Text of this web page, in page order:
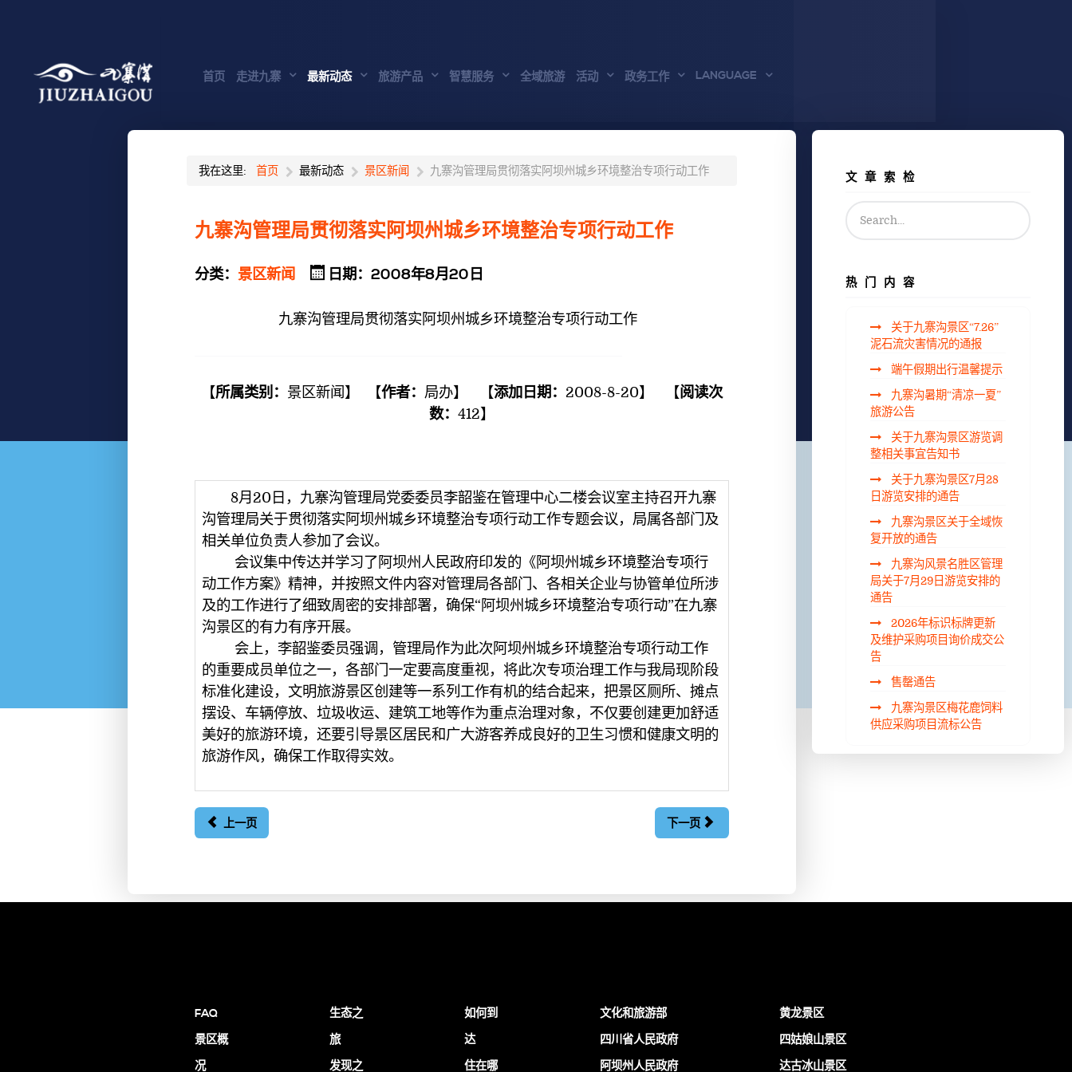
首页 走进九寨 最新动态 旅游产品 智慧服务 全域旅游 活动 政务工作 LANGUAGE
我在这里: 首页 最新动态 景区新闻 九寨沟管理局贯彻落实阿坝州城乡环境整治专项行动工作
九寨沟管理局贯彻落实阿坝州城乡环境整治专项行动工作
分类： 景区新闻 日期：2008年8月20日
九寨沟管理局贯彻落实阿坝州城乡环境整治专项行动工作
【所属类别： 景区新闻】 【作者： 局办】 【添加日期： 2008-8-20】 【阅读次
数： 412】
8月20日，九寨沟管理局党委委员李韶鉴在管理中心二楼会议室主持召开九寨
沟管理局关于贯彻落实阿坝州城乡环境整治专项行动工作专题会议，局属各部门及
相关单位负责人参加了会议。
会议集中传达并学习了阿坝州人民政府印发的《阿坝州城乡环境整治专项行
动工作方案》精神，并按照文件内容对管理局各部门、各相关企业与协管单位所涉
及的工作进行了细致周密的安排部署，确保“阿坝州城乡环境整治专项行动”在九寨
沟景区的有力有序开展。
会上，李韶鉴委员强调，管理局作为此次阿坝州城乡环境整治专项行动工作
的重要成员单位之一，各部门一定要高度重视，将此次专项治理工作与我局现阶段
标准化建设，文明旅游景区创建等一系列工作有机的结合起来，把景区厕所、摊点
摆设、车辆停放、垃圾收运、建筑工地等作为重点治理对象，不仅要创建更加舒适
美好的旅游环境，还要引导景区居民和广大游客养成良好的卫生习惯和健康文明的
旅游作风，确保工作取得实效。
上一页 下一页
文章索检
热门内容
关于九寨沟景区“7.26”
泥石流灾害情况的通报
端午假期出行温馨提示
九寨沟暑期“清凉一夏”
旅游公告
关于九寨沟景区游览调
整相关事宜告知书
关于九寨沟景区7月28
日游览安排的通告
九寨沟景区关于全域恢
复开放的通告
九寨沟风景名胜区管理
局关于7月29日游览安排的
通告
2026年标识标牌更新
及维护采购项目询价成交公
告
售罄通告
九寨沟景区梅花鹿饲料
供应采购项目流标公告
FAQ
景区概
况
生态之
旅
发现之
如何到
达
住在哪
文化和旅游部
四川省人民政府
阿坝州人民政府
黄龙景区
四姑娘山景区
达古冰山景区